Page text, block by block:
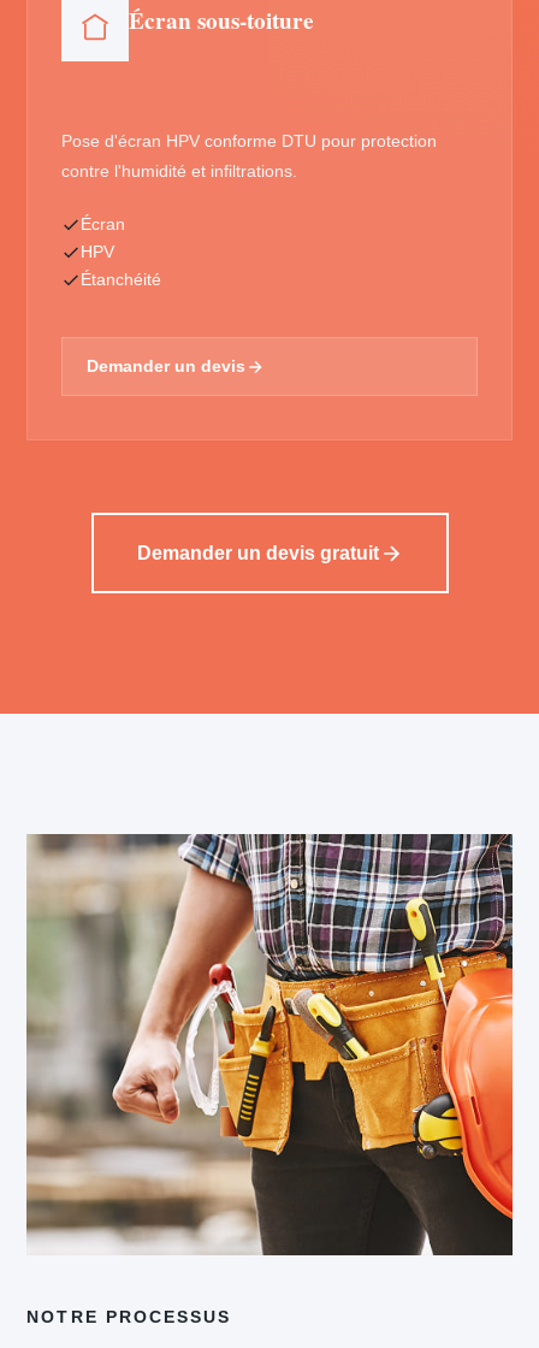
Écran sous-toiture
Pose d'écran HPV conforme DTU pour protection
contre l'humidité et infiltrations.
Écran
HPV
Étanchéité
Demander un devis
Demander un devis gratuit
NOTRE PROCESSUS